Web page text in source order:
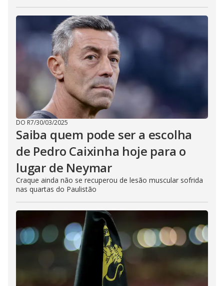
DO R7/30/03/2025
Saiba quem pode ser a escolha
de Pedro Caixinha hoje para o
lugar de Neymar
Craque ainda não se recuperou de lesão muscular sofrida
nas quartas do Paulistão